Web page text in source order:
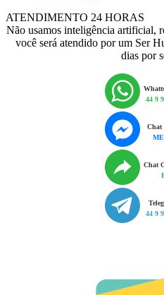
ATENDIMENTO 24 HORAS
Não usamos inteligência artificial,
você será atendido por um Ser
dias por
44 9
Chat
Chat
44 9